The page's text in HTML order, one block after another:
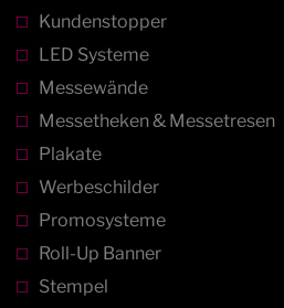
Kundenstopper
LED Systeme
Messewände
Messetheken & Messetresen
Plakate
Werbeschilder
Promosysteme
Roll-Up Banner
Stempel